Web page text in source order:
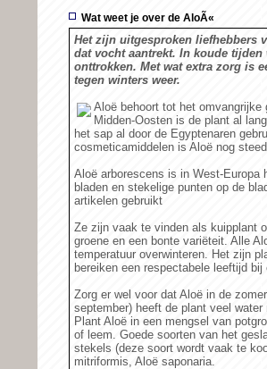
Wat weet je over de AloÃ«
Het zijn uitgesproken liefhebbers
dat vocht aantrekt. In koude
onttrokken. Met wat extra zorg is
tegen winters weer.
Aloë behoort tot het
Midden-Oosten is de plant al
het sap al door de Egyptenaren
cosmeticamiddelen is Aloë nog
Aloë arborescens is in West-
bladen en stekelige punten op de
artikelen gebruikt
Ze zijn vaak te vinden als kuipplant
groene en een bonte variëteit. Alle
temperatuur overwinteren. Het zijn
bereiken een respectabele leeftijd bij
Zorg er wel voor dat Aloë in de
september) heeft de plant veel
Plant Aloë in een mengsel van
of leem. Goede soorten van het
stekels (deze soort wordt vaak te
mitriformis, Aloë saponaria.